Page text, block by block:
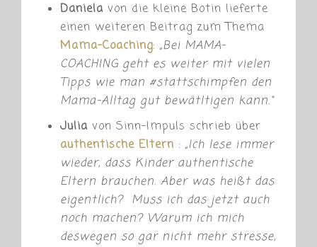
Daniela von die kleine Botin lieferte
einen weiteren Beitrag zum Thema
Mama-Coaching:„Bei MAMA-
COACHING geht es weiter mit vielen
Tipps wie man #stattschimpfen den
Mama-Alltag gut bewätltigen kann.“
Julia von Sinn-Impuls schrieb über
authentische Eltern :„Ich lese immer
wieder, dass Kinder authentische
Eltern brauchen. Aber was heißt das
eigentlich? Muss ich das jetzt auch
noch machen? Warum ich mich
deswegen so gar nicht mehr stresse,